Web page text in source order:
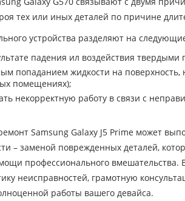
тех или иных деталей по причине
устройства разделяют на
падения ил воздействия твердыми
попаданием жидкости на
помещениях);
некорректную работу в связи с
Samsung Galaxy J5 Prime может
– заменой поврежденных деталей,
профессионального
неисправностей, грамотную
работы вашего девайса.